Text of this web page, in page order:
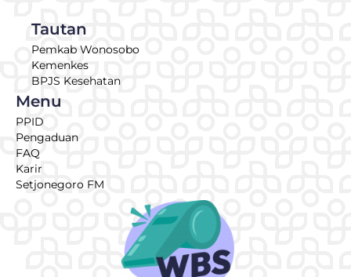
Tautan
Pemkab Wonosobo
Kemenkes
BPJS Kesehatan
Menu
PPID
Pengaduan
FAQ
Karir
Setjonegoro FM